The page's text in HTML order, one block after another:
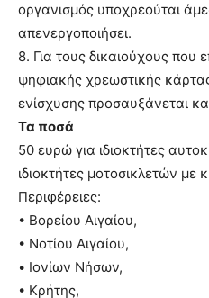
οργανισμός υποχρεούται
απενεργοποιήσει.
8. Για τους δικαιούχους που
ψηφιακής χρεωστικής
ενίσχυσης προσαυξάνεται
Τα ποσά
50 ευρώ για ιδιοκτήτες
ιδιοκτήτες μοτοσικλετών με
Περιφέρειες:
• Βορείου Αιγαίου,
• Νοτίου Αιγαίου,
• Ιονίων Νήσων,
• Κρήτης,